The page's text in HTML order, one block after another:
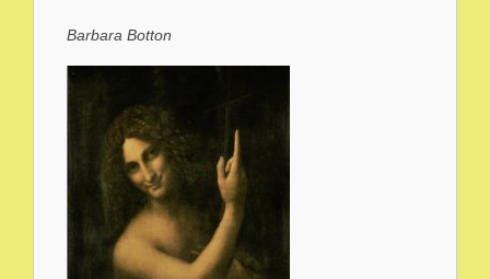
Barbara Botton